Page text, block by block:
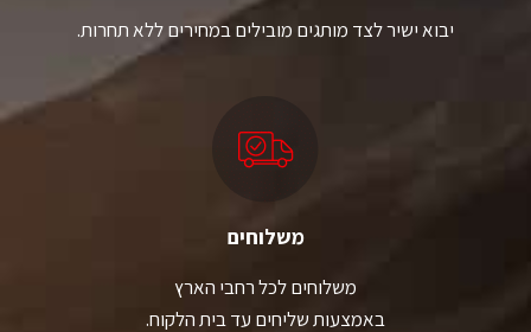
יבוא ישיר לצד מותגים מובילים במחירים ללא תחרות.
משלוחים
משלוחים לכל רחבי הארץ
באמצעות שליחים עד בית הלקוח.